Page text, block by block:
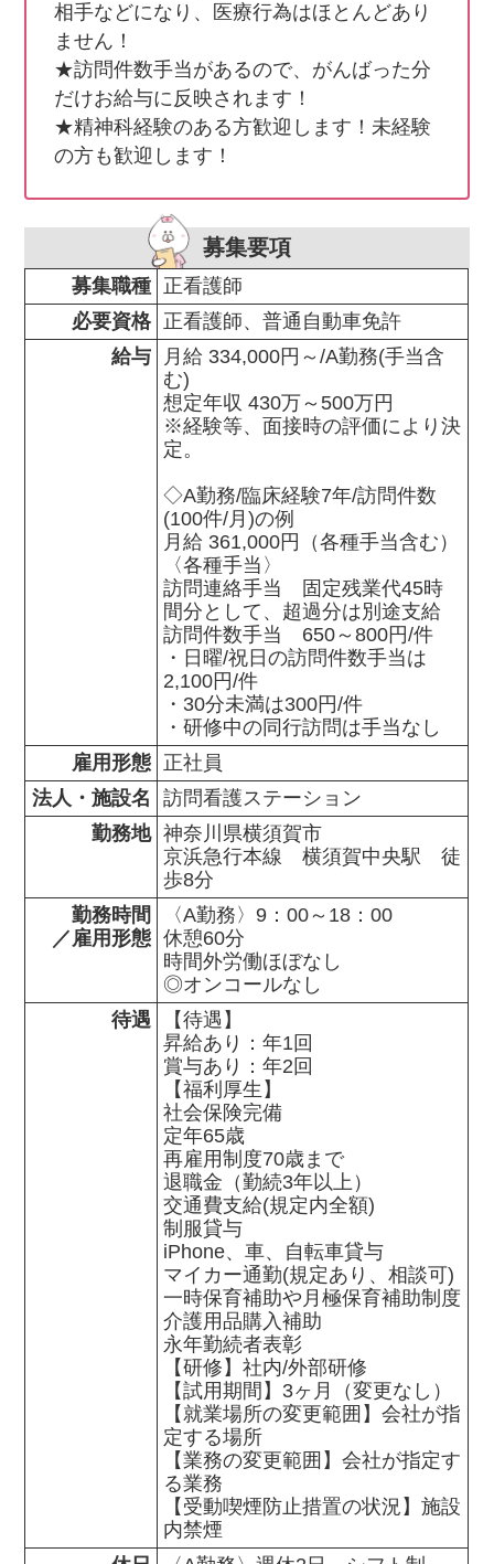
相手などになり、医療行為はほとんどあり
ません！
★訪問件数手当があるので、がんばった分
だけお給与に反映されます！
★精神科経験のある方歓迎します！未経験
の方も歓迎します！
募集要項
募集職種 正看護師
必要資格 正看護師、普通自動車免許
給与
月給 334,000円～/A勤務(手当含
む)
想定年収 430万～500万円
※経験等、面接時の評価により決
定。
◇A勤務/臨床経験7年/訪問件数
(100件/月)の例
月給 361,000円（各種手当含む）
〈各種手当〉
訪問連絡手当　固定残業代45時
間分として、超過分は別途支給
訪問件数手当　650～800円/件
・日曜/祝日の訪問件数手当は
2,100円/件
・30分未満は300円/件
・研修中の同行訪問は手当なし
雇用形態 正社員
法人・施設名
訪問看護ステーション
勤務地 神奈川県横須賀市
京浜急行本線　横須賀中央駅　徒
歩8分
勤務時間
／雇用形態
〈A勤務〉9：00～18：00
休憩60分
時間外労働ほぼなし
◎オンコールなし
待遇
【待遇】
昇給あり：年1回
賞与あり：年2回
【福利厚生】
社会保険完備
定年65歳
再雇用制度70歳まで
退職金（勤続3年以上）
交通費支給(規定内全額)
制服貸与
iPhone、車、自転車貸与
マイカー通勤(規定あり、相談可)
一時保育補助や月極保育補助制度
介護用品購入補助
永年勤続者表彰
【研修】社内/外部研修
【試用期間】3ヶ月（変更なし）
【就業場所の変更範囲】会社が指
定する場所
【業務の変更範囲】会社が指定す
る業務
【受動喫煙防止措置の状況】施設
内禁煙